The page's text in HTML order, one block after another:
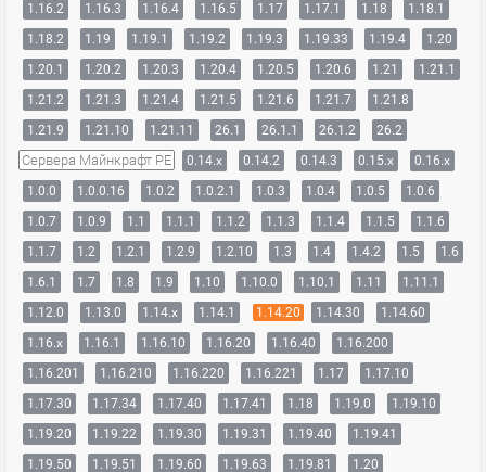
1.16.2
1.16.3 1.16.4 1.16.5 1.17 1.17.1 1.18
1.18.1
1.18.2
1.19 1.19.1 1.19.2 1.19.3 1.19.33 1.19.4
1.20
1.20.1
1.20.2 1.20.3 1.20.4 1.20.5 1.20.6 1.21
1.21.1
1.21.2
1.21.3 1.21.4 1.21.5 1.21.6 1.21.7
1.21.8
1.21.9
1.21.10 1.21.11 26.1 26.1.1 26.1.2 26.2
Сервера Майнкрафт PE 0.14.x 0.14.2 0.14.3 0.15.x
0.16.x
1.0.0
1.0.0.16 1.0.2 1.0.2.1 1.0.3 1.0.4 1.0.5
1.0.6
1.0.7
1.0.9 1.1 1.1.1 1.1.2 1.1.3 1.1.4 1.1.5
1.1.6
1.1.7
1.2 1.2.1 1.2.9 1.2.10 1.3 1.4 1.4.2 1.5
1.6
1.6.1
1.7 1.8 1.9 1.10 1.10.0 1.10.1 1.11
1.11.1
1.12.0
1.13.0 1.14.x 1.14.1 1.14.20 1.14.30
1.14.60
1.16.x
1.16.1 1.16.10 1.16.20 1.16.40
1.16.200
1.16.201
1.16.210 1.16.220 1.16.221 1.17
1.17.10
1.17.30
1.17.34 1.17.40 1.17.41 1.18 1.19.0
1.19.10
1.19.20
1.19.22 1.19.30 1.19.31 1.19.40
1.19.41
1.19.50
1.19.51 1.19.60 1.19.63 1.19.81 1.20